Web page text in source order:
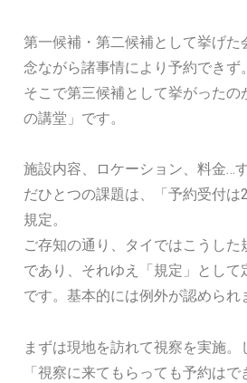
第一候補・第二候補として挙げた
念ながら諸事情により予約できず。
そこで第三候補として挙がったの
の講堂」です。
施設内容、ロケーション、料金…
だひとつの課題は、「予約受付は
規定。
ご存知の通り、タイではこうし
であり、それゆえ「規定」として
です。基本的には例外が認められ
まずは現地を訪れて視察を実施。
「視察に来てもらっても予約は